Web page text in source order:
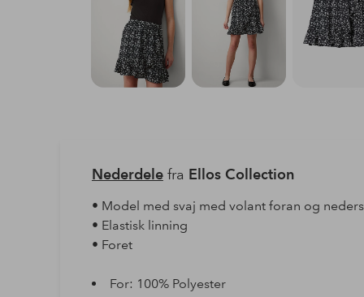
Nederdelefra Ellos Collection
• Model med svaj med volant foran og
• Elastisk linning
• Foret
For: 100% Polyester